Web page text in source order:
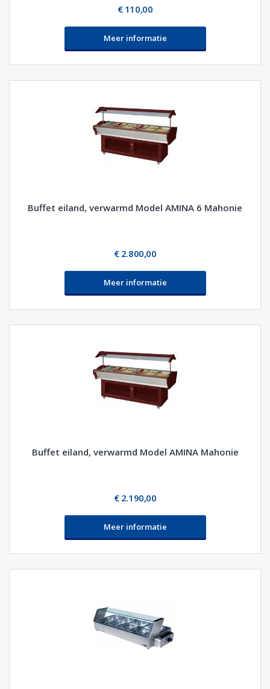
€ 110,00
Meer informatie
Buffet eiland, verwarmd Model AMINA 6 Mahonie
€ 2.800,00
Meer informatie
Buffet eiland, verwarmd Model AMINA Mahonie
€ 2.190,00
Meer informatie